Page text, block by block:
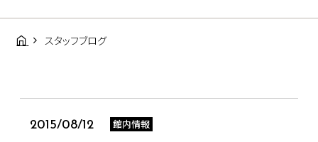
スタッフブログ
2015/08/12 館内情報